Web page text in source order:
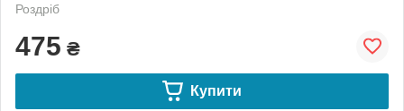
Роздріб
475 ₴
Купити